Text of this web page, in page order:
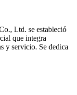
Ltd. se estableció
que integra
y servicio. Se dedica